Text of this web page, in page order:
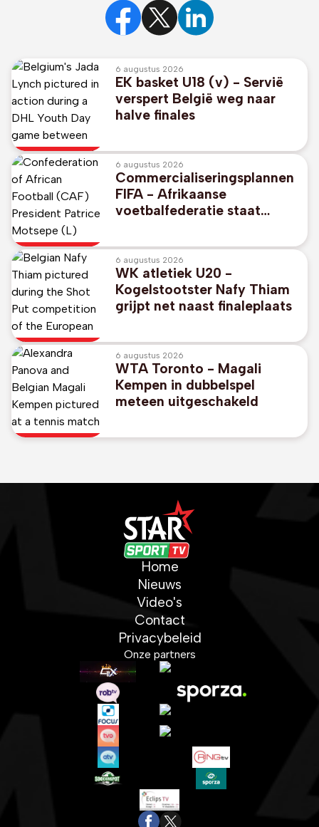
6 augustus 2026
EK basket U18 (v) - Servië
verspert België weg naar
halve finales
6 augustus 2026
Commercialiseringsplannen
FIFA - Afrikaanse
voetbalfederatie staat
voorzitter Gianni Infantino
6 augustus 2026
WK atletiek U20 -
Kogelstootster Nafy Thiam
grijpt net naast finaleplaats
6 augustus 2026
WTA Toronto - Magali
Kempen in dubbelspel
meteen uitgeschakeld
Home
Nieuws
Video's
Contact
Privacybeleid
Onze partners